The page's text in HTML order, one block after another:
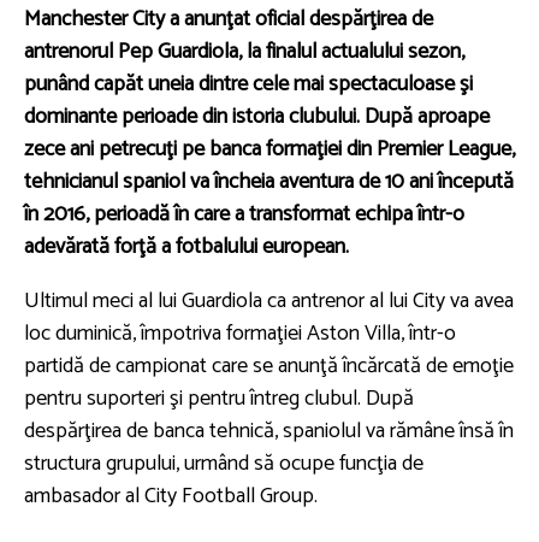
Manchester City a anunţat oficial despărţirea de
antrenorul Pep Guardiola, la finalul actualului sezon,
punând capăt uneia dintre cele mai spectaculoase şi
dominante perioade din istoria clubului. După aproape
zece ani petrecuţi pe banca formaţiei din Premier League,
tehnicianul spaniol va încheia aventura de 10 ani începută
în 2016, perioadă în care a transformat echipa într-o
adevărată forţă a fotbalului european.
Ultimul meci al lui Guardiola ca antrenor al lui City va avea
loc duminică, împotriva formaţiei Aston Villa, într-o
partidă de campionat care se anunţă încărcată de emoţie
pentru suporteri şi pentru întreg clubul. După
despărţirea de banca tehnică, spaniolul va rămâne însă în
structura grupului, urmând să ocupe funcţia de
ambasador al City Football Group.